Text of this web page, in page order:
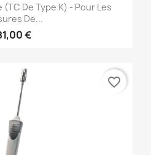
De Type K) - Pour Les
De...
€
favorite_border